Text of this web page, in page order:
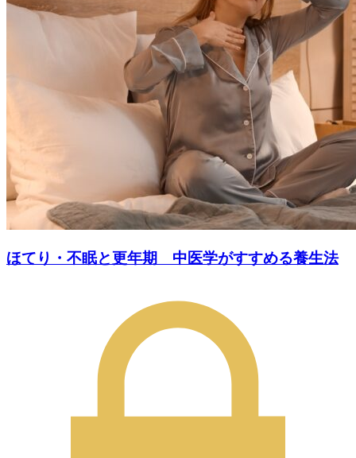
ほてり・不眠と更年期 中医学がすすめる養生法